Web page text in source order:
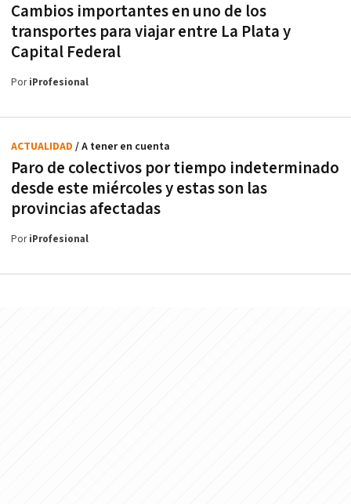
Cambios importantes en uno de los
transportes para viajar entre La Plata y
Capital Federal
PoriProfesional
Paro de colectivos por tiempo indeterminado
desde este miércoles y estas son las
provincias afectadas
ACTUALIDAD / A tener en cuenta
PoriProfesional